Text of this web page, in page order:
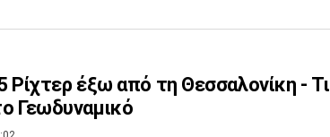
Ρίχτερ έξω από τη Θεσσαλονίκη - Τι
Γεωδυναμικό